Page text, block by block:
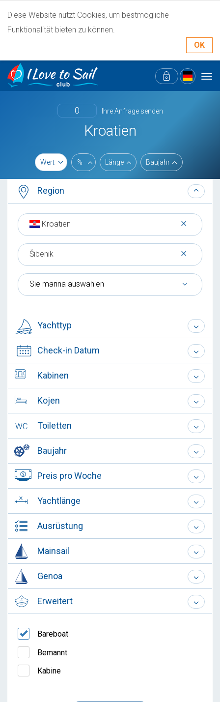
Diese Website nutzt Cookies, um bestmögliche
Funktionalität bieten zu können.
OK
0 Ihre Anfrage senden
Kroatien
Wert % Länge Baujahr
Region
×
Kroatien
×
Šibenik
Sie marina auswählen
Yachttyp
Check-in Datum
Kabinen
Kojen
Toiletten
Baujahr
Preis pro Woche
Yachtlänge
Ausrüstung
Mainsail
Genoa
Erweitert
Bareboat
Bemannt
Kabine